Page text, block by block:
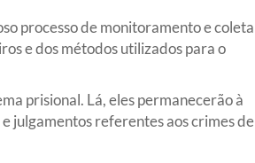
processo de monitoramento e coleta
e dos métodos utilizados para o
prisional. Lá, eles permanecerão à
julgamentos referentes aos crimes de